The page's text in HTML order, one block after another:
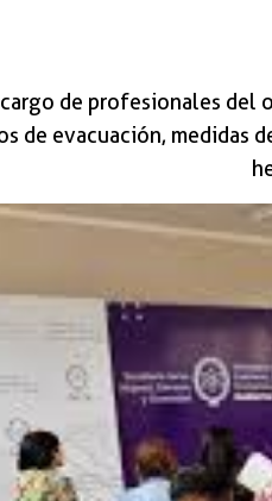
de profesionales del
de evacuación, medidas